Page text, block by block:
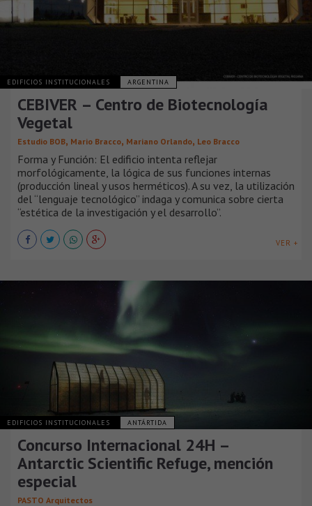
EDIFICIOS INSTITUCIONALES ARGENTINA
CEBIVER – Centro de Biotecnología
Vegetal
Estudio BOB, Mario Bracco, Mariano Orlando, Leo Bracco
Forma y Función: El edificio intenta reflejar
morfológicamente, la lógica de sus funciones internas
(producción lineal y usos herméticos). A su vez, la utilización
del “lenguaje tecnológico” indaga y comunica sobre cierta
“estética de la investigación y el desarrollo”.
VER +
EDIFICIOS INSTITUCIONALES ANTÁRTIDA
Concurso Internacional 24H –
Antarctic Scientific Refuge, mención
especial
PASTO Arquitectos